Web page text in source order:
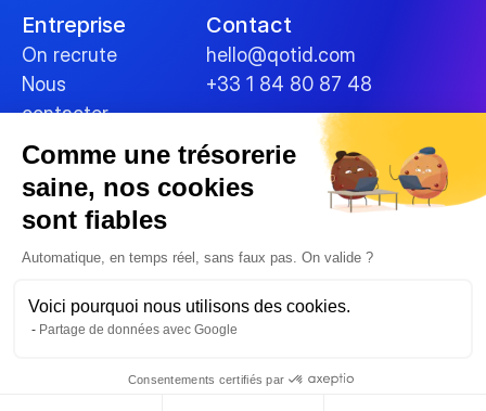
Comme une trésorerie
saine, nos cookies
sont fiables
Automatique, en temps réel, sans faux pas. On valide ?
Voici pourquoi nous utilisons des cookies.
Partage de données avec Google
Consentements certifiés par
Entreprise
On recrute
Nous
contacter
Contact
hello@qotid.com
+33 1 84 80 87 48
Politiques
Conditions générales
Mentions légales
Cookies
Politique de confidentialité
© 2025